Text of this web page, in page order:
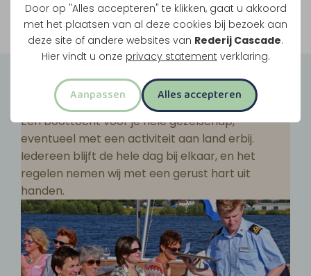
Door op "Alles accepteren" te klikken, gaat u akkoord
met het plaatsen van al deze cookies bij bezoek aan
deze site of andere websites van Rederij Cascade.
Hier vindt u onze privacy statement verklaring.
Aanpassen Alles accepteren
Bekijk onze rondvaarten
Groepsuitjes
Een boottocht voor je hele gezelschap,
eventueel met een activiteit aan land erbij.
Iedereen blijft de hele dag bij elkaar, en het
regelen nemen wij met een gerust hart uit
handen.